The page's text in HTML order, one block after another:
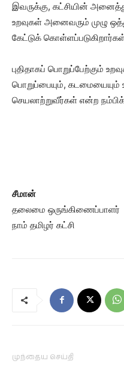
இவருக்கு, கட்சியின்
உறவுகள் அனைவரும் முழு
கேட்டுக்
புதிதாகப் பொறுப்பேற்கும்
பொறுப்பையும், கடமையையும்
செயலாற்றுவீர்கள் என்ற
சீமான்
தலைமை ஒருங்கிணைப்பாளர்
நாம் தமிழர் கட்சி
முந்தைய செய்தி